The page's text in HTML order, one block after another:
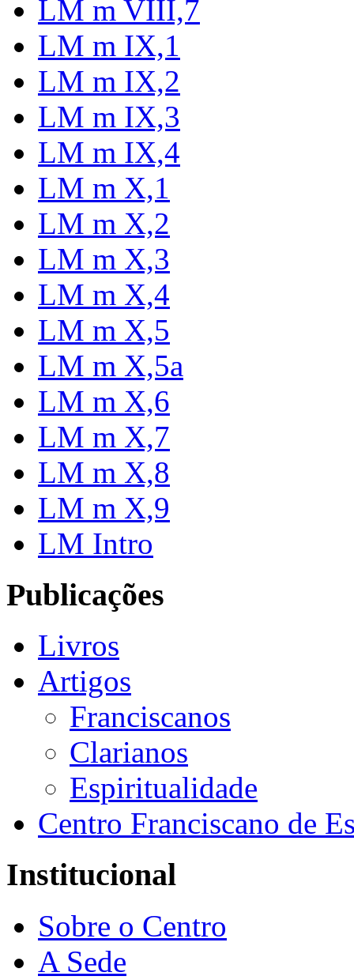
LM m VIII,7
LM m IX,1
LM m IX,2
LM m IX,3
LM m IX,4
LM m X,1
LM m X,2
LM m X,3
LM m X,4
LM m X,5
LM m X,5a
LM m X,6
LM m X,7
LM m X,8
LM m X,9
LM Intro
Publicações
Livros
Artigos
Franciscanos
Clarianos
Espiritualidade
Centro Franciscano de
Institucional
Sobre o Centro
A Sede